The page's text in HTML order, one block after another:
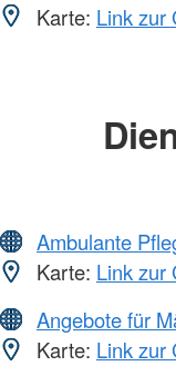
Karte: Link zur
Ambulante
Karte: Link zur
Angebote für
Karte: Link zur